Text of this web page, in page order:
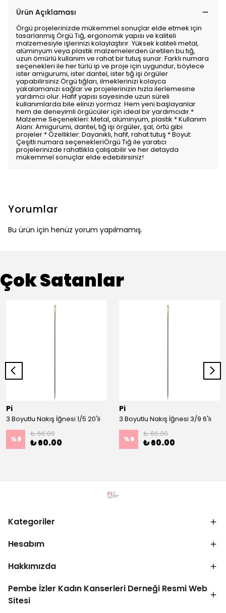
Ürün Açıklaması
Örgü projelerinizde mükemmel sonuçlar elde etmek için
tasarlanmış Örgü Tığ, ergonomik yapısı ve kaliteli
malzemesiyle işlerinizi kolaylaştırır. Yüksek kaliteli metal,
alüminyum veya plastik malzemelerden üretilen bu tığ,
uzun ömürlü kullanım ve rahat bir tutuş sunar. Farklı numara
seçenekleri ile her türlü ip ve proje için uygundur, böylece
ister amigurumi, ister dantel, ister tığ işi örgüler
yapabilirsiniz.Örgü tığları, ilmeklerinizi kolayca
yakalamanızı sağlar ve projelerinizin hızla ilerlemesine
yardımcı olur. Hafif yapısı sayesinde uzun süreli
kullanımlarda bile elinizi yormaz. Hem yeni başlayanlar
hem de deneyimli örgücüler için ideal bir yardımcıdır.*
Malzeme Seçenekleri: Metal, alüminyum, plastik * Kullanım
Alanı: Amigurumi, dantel, tığ işi örgüler, şal, örtü gibi
projeler * Özellikler: Dayanıklı, hafif, rahat tutuş * Boyut:
Çeşitli numara seçenekleriÖrgü Tığ ile yaratıcı
projelerinizde rahatlıkla çalışabilir ve her detayda
mükemmel sonuçlar elde edebilirsiniz!
Yorumlar
Bu ürün için henüz yorum yapılmamış.
Çok Satanlar
Pi
3 Boyutlu Nakış İğnesi 1/5 20'li
%9
₺ 66.00
₺ 60.00
Pi
3 Boyutlu Nakış İğnesi 3/9 6'lı
%9
₺ 66.00
₺ 60.00
Kategoriler
Hesabım
Hakkımızda
Pembe İzler Kadın Kanserleri Derneği Resmi Web
Sitesi